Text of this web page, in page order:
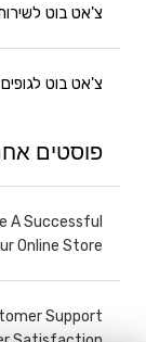
צ'אט בוט
צ'אט בוט
פוסטים
A Successful
Online Store
Support